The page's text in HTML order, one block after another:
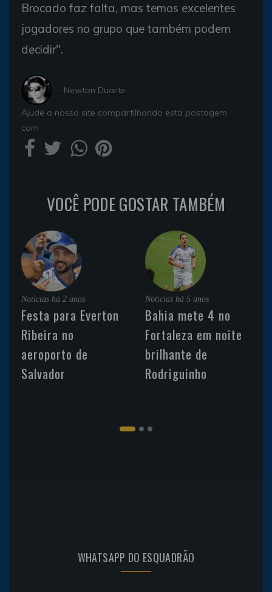
Brocado faz falta, mas temos excelentes
jogadores no grupo que também podem
decidir".
- Newton Duarte
Ajude o nosso site compartilhando esta postagem
com
VOCÊ PODE GOSTAR TAMBÉM
Noticias há 2 anos
Festa para Everton
Ribeira no
aeroporto de
Salvador
Noticias há 5 anos
Bahia mete 4 no
Fortaleza em noite
brilhante de
Rodriguinho
WHATSAPP DO ESQUADRÃO